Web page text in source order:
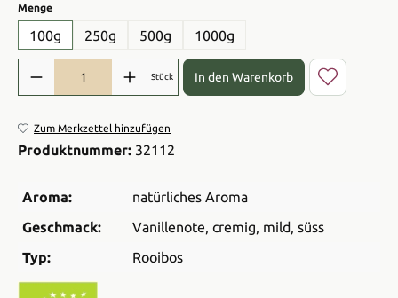
Mengeauswählen
100g 250g 500g 1000g
Produkt Anzahl: Gib den gewünschten Wert ein oder benutze die
Stück In den Warenkorb
Zum Merkzettel hinzufügen
Produktnummer: 32112
Aroma:
natürliches Aroma
Geschmack:
Vanillenote, cremig, mild, süss
Typ:
Rooibos